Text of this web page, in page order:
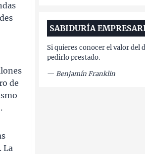
de
La
SABIDURÍA
Si quieres conocer el valor del
pedirlo prestado.
— Benjamín Franklin